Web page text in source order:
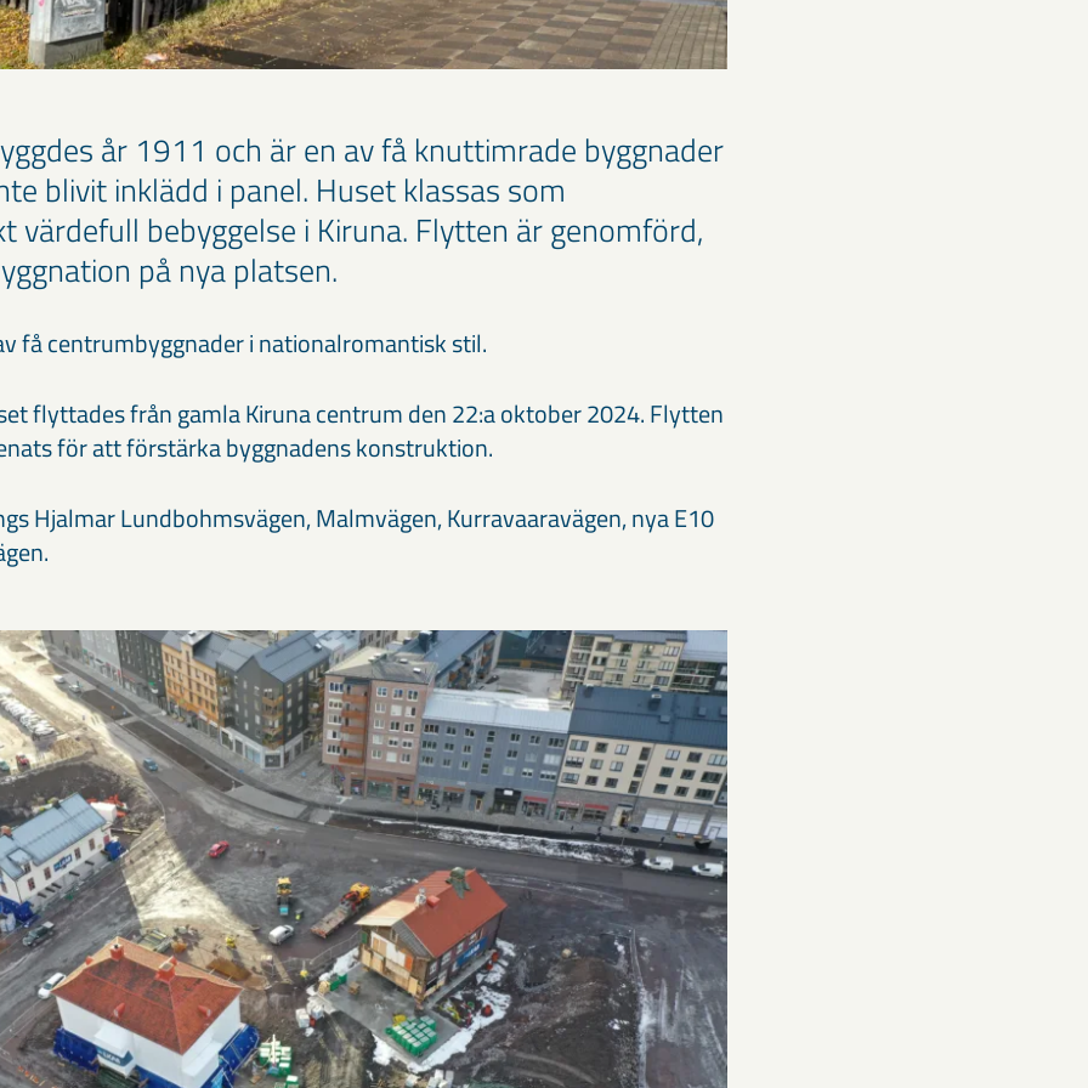
år 1911 och är en av få knuttimrade byggnader
blivit inklädd i panel. Huset klassas som
värdefull bebyggelse i Kiruna. Flytten är genomförd,
på nya platsen.
få centrumbyggnader i nationalromantisk stil.
flyttades från gamla Kiruna centrum den 22:a oktober 2024. Flytten
för att förstärka byggnadens konstruktion.
Hjalmar Lundbohmsvägen, Malmvägen, Kurravaaravägen, nya E10